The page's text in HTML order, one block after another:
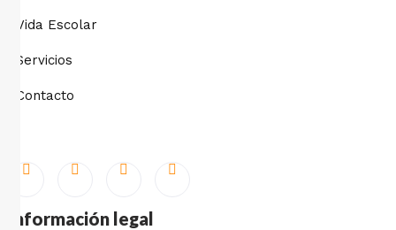
Vida Escolar
Servicios
Contacto
Información legal